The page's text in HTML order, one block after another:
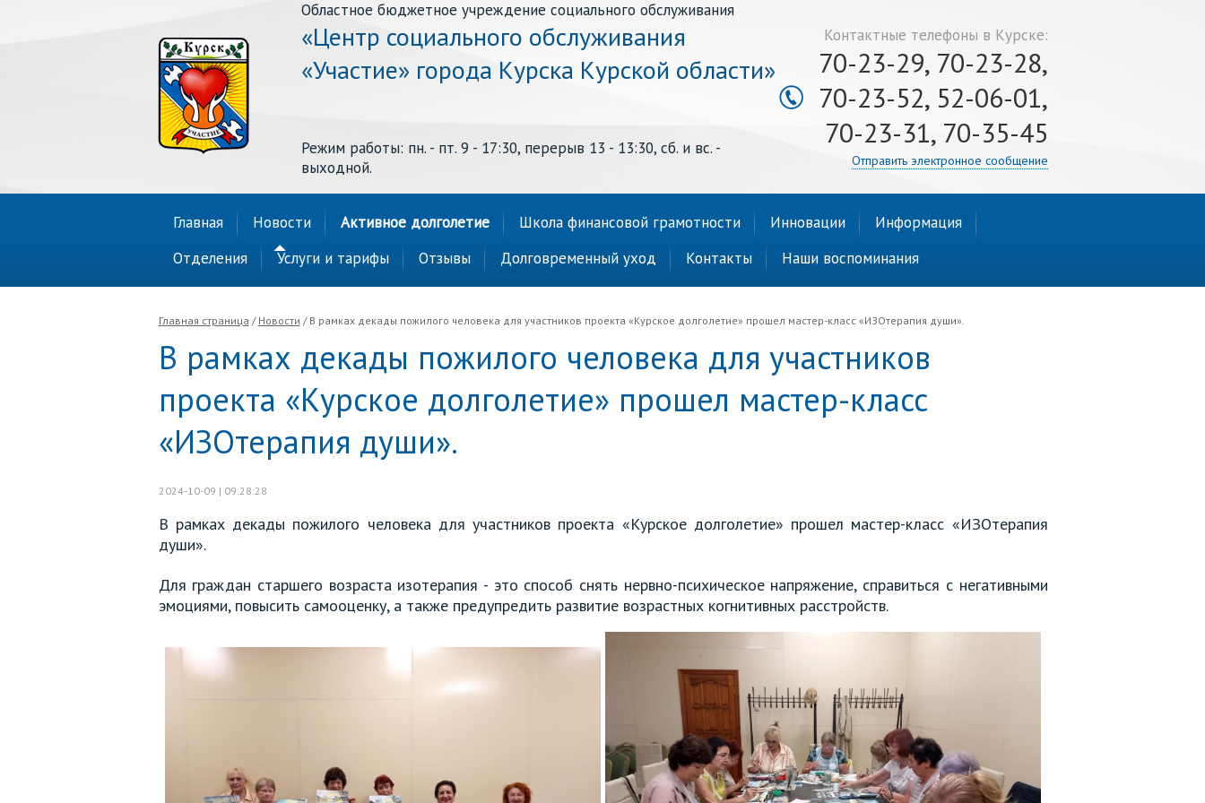
Областное бюджетное учреждение социального обслуживания
«Центр социального обслуживания
«Участие» города Курска Курской области»
Режим работы: пн. - пт. 9 - 17:30, перерыв 13 - 13:30, сб. и вс. -
выходной.
Контактные телефоны в Курске:
70-23-29, 70-23-28,
70-23-52, 52-06-01,
70-23-31, 70-35-45
Отправить электронное сообщение
Главная Новости Активное долголетие Школа финансовой грамотности Инновации
Информация
Отделения
Услуги и тарифы Отзывы Долговременный уход Контакты Наши воспоминания
Главная страница / Новости / В рамках декады пожилого человека для участников проекта «Курское долголетие» прошел мастер-класс «ИЗОтерапия души».
В рамках декады пожилого человека для участников
проекта «Курское долголетие» прошел мастер-класс
«ИЗОтерапия души».
2024-10-09 | 09:28:28
В рамках декады пожилого человека для участников проекта «Курское долголетие» прошел мастер-класс «ИЗОтерапия
души».
Для граждан старшего возраста изотерапия - это способ снять нервно-психическое напряжение, справиться с негативными
эмоциями, повысить самооценку, а также предупредить развитие возрастных когнитивных расстройств.